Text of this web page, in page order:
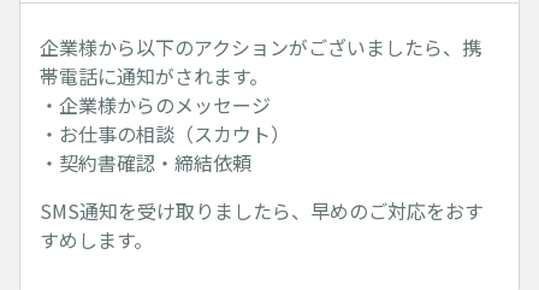
企業様から以下のアクションがございましたら、携
帯電話に通知がされます。
・企業様からのメッセージ
・お仕事の相談（スカウト）
・契約書確認・締結依頼
SMS通知を受け取りましたら、早めのご対応をおす
すめします。